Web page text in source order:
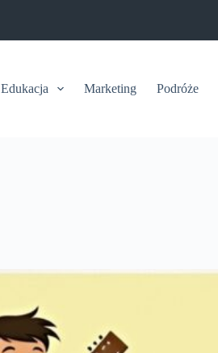
Edukacja Marketing Podróże